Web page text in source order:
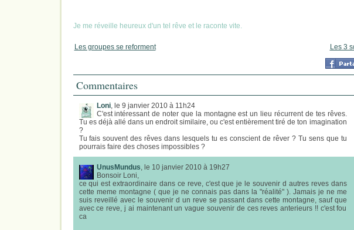
Je me réveille heureux d'un tel rêve et le raconte vite.
Les groupes se reforment Les 3
Commentaires
Loni, le 9 janvier 2010 à 11h24
C'est intéressant de noter que la montagne est un lieu récurrent de tes rêves.
Tu es déjà allé dans un endroit similaire, ou c'est entièrement tiré de ton imagination
?
Tu fais souvent des rêves dans lesquels tu es conscient de rêver ? Tu sens que tu
pourrais faire des choses impossibles ?
UnusMundus, le 10 janvier 2010 à 19h27
Bonsoir Loni,
ce qui est extraordinaire dans ce reve, c'est que je le souvenir d autres reves dans
cette meme montagne ( que je ne connais pas dans la "réalité" ). Jamais je ne me
suis reveillé avec le souvenir d un reve se passant dans cette montagne, sauf que
avec ce reve, j ai maintenant un vague souvenir de ces reves anterieurs !! c'est fou
ca